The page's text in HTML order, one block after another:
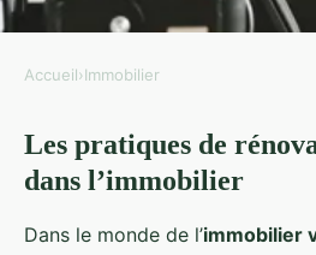
Rénover
Écologique pour un
Durable ?
Accueil›Immobilier
Les pratiques de
dans l’immobilier
Dans le monde de l’immobilier